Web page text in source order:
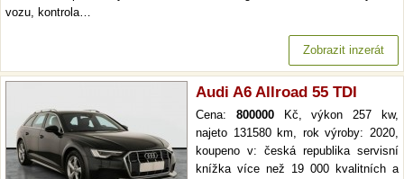
vozu, kontrola…
Zobrazit inzerát
Audi A6 Allroad 55 TDI
Cena: 800000Kč, výkon 257 kw,
najeto 131580 km, rok výroby: 2020,
koupeno v: česká republika servisní
knížka více než 19 000 kvalitních a